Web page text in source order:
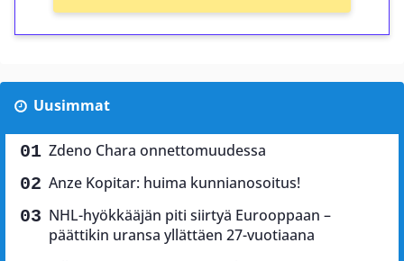
Uusimmat
Zdeno Chara onnettomuudessa
Anze Kopitar: huima kunnianosoitus!
NHL-hyökkääjän piti siirtyä Eurooppaan –
päättikin uransa yllättäen 27-vuotiaana